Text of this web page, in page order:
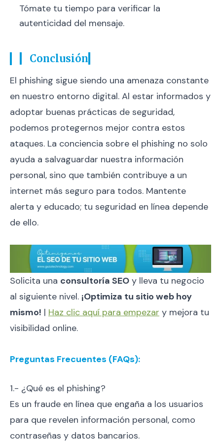
Tómate tu tiempo para verificar la
autenticidad del mensaje.
Conclusión
El phishing sigue siendo una amenaza constante
en nuestro entorno digital. Al estar informados y
adoptar buenas prácticas de seguridad,
podemos protegernos mejor contra estos
ataques. La conciencia sobre el phishing no solo
ayuda a salvaguardar nuestra información
personal, sino que también contribuye a un
internet más seguro para todos. Mantente
alerta y educado; tu seguridad en línea depende
de ello.
Solicita una consultoría SEO y lleva tu negocio
al siguiente nivel. ¡Optimiza tu sitio web hoy
mismo! | Haz clic aquí para empezar y mejora tu
visibilidad online.
Preguntas Frecuentes (FAQs):
1.- ¿Qué es el phishing?
Es un fraude en línea que engaña a los usuarios
para que revelen información personal, como
contraseñas y datos bancarios.